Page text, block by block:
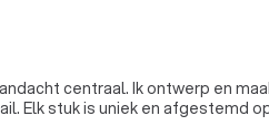
centraal. Ik ontwerp en
Elk stuk is uniek en afgestemd